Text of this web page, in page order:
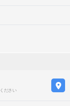
ださい